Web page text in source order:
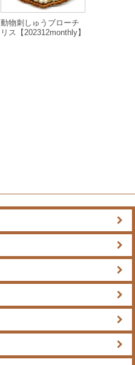
動物刺しゅうブローチ
リス【202312monthly】